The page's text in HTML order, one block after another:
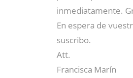
inmediatamente.
En espera de
suscribo.
Att.
Francisca Marín